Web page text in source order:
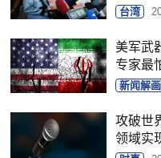
台湾
美军武
专家最
新闻解画
攻破世
领域实